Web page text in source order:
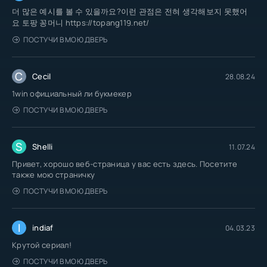
더 많은 예시를 볼 수 있을까요?이런 관점은 전혀 생각해보지 못했어
요 토팡 꽁머니 https://topang119.net/
ПОСТУЧИ В МОЮ ДВЕРЬ
C Cecil 28.08.24
1win официальный ли букмекер
ПОСТУЧИ В МОЮ ДВЕРЬ
S Shelli 11.07.24
Привет, хорошо веб-страница у вас есть здесь. Посетите
также мою страничку
ПОСТУЧИ В МОЮ ДВЕРЬ
I indiaf 04.03.23
Крутой сериал!
ПОСТУЧИ В МОЮ ДВЕРЬ